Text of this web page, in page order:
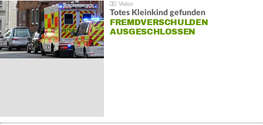
Totes Kleinkind gefunden
FREMDVERSCHULDEN
AUSGESCHLOSSEN